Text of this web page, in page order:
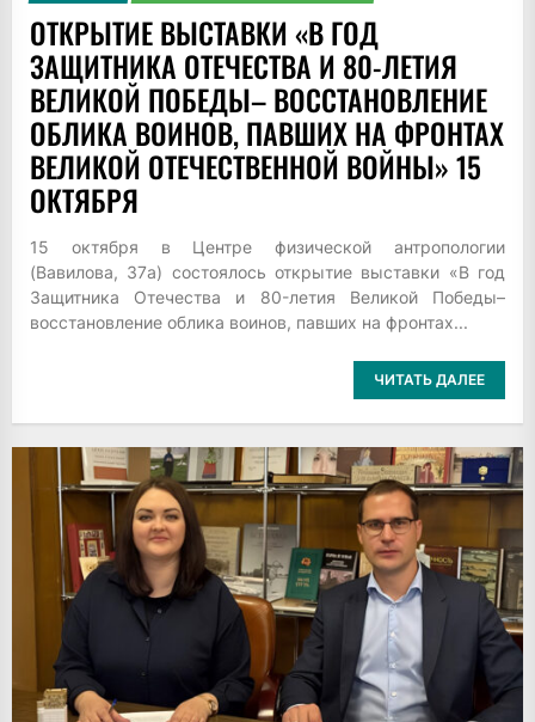
ОТКРЫТИЕ ВЫСТАВКИ «В ГОД
ЗАЩИТНИКА ОТЕЧЕСТВА И 80-ЛЕТИЯ
ВЕЛИКОЙ ПОБЕДЫ– ВОССТАНОВЛЕНИЕ
ОБЛИКА ВОИНОВ, ПАВШИХ НА ФРОНТАХ
ВЕЛИКОЙ ОТЕЧЕСТВЕННОЙ ВОЙНЫ» 15
ОКТЯБРЯ
15 октября в Центре физической антропологии
(Вавилова, 37а) состоялось открытие выставки «В год
Защитника Отечества и 80-летия Великой Победы–
восстановление облика воинов, павших на фронтах...
ЧИТАТЬ ДАЛЕЕ